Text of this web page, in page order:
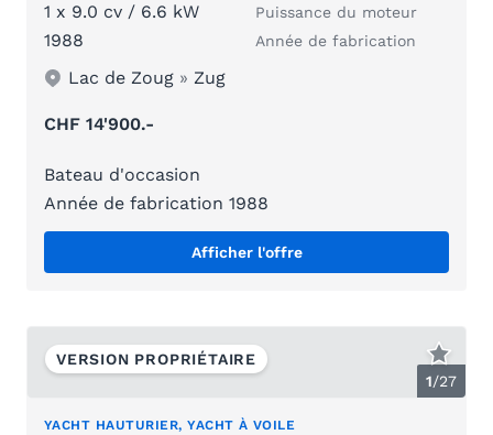
1 x 9.0 cv / 6.6 kW Puissance du moteur
1988 Année de fabrication
Lac de Zoug » Zug
CHF 14'900.-
Bateau d'occasion
Année de fabrication 1988
Afficher l'offre
1/27
VERSION PROPRIÉTAIRE
YACHT HAUTURIER, YACHT À VOILE